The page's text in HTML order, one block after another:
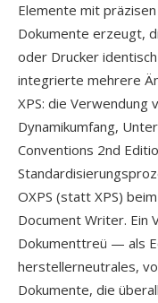
Elemente mit
Dokumente erzeugt,
oder Drucker
integrierte mehrere
XPS: die Verwendung
Dynamikumfang,
Conventions 2nd
OXPS (statt XPS)
Document Writer. Ein
Dokumenttreü — als
herstellerneutrales,
Dokumente, die